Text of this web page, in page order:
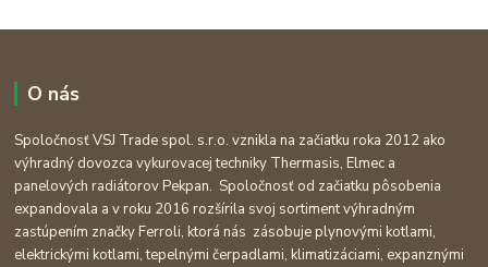
O nás
Spoločnosť VSJ Trade spol. s.r.o. vznikla na začiatku roka 2012 ako
výhradný dovozca vykurovacej techniky Thermasis, Elmec a
panelových radiátorov Pekpan. Spoločnosť od začiatku pôsobenia
expandovala a v roku 2016 rozšírila svoj sortiment výhradným
zastúpením značky Ferroli, ktorá nás zásobuje plynovými kotlami,
elektrickými kotlami, tepelnými čerpadlami, klimatizáciami, expanznými